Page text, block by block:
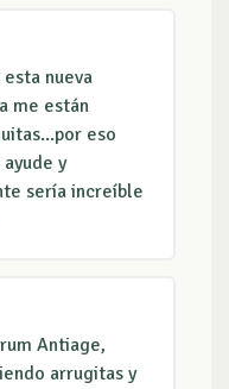
nueva
me están
eso
y
sería increíble
Antiage,
arrugitas y